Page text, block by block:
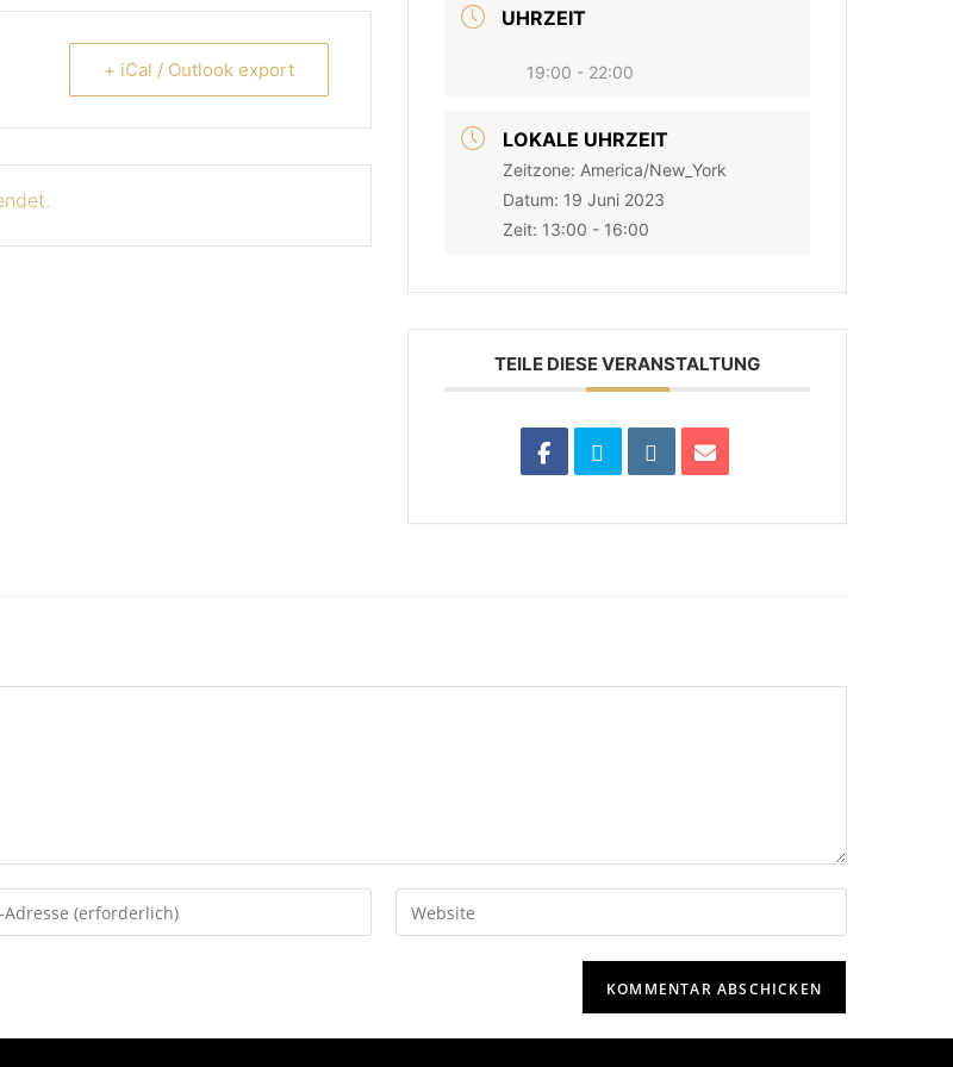
+ iCal / Outlook export
UHRZEIT
19:00 - 22:00
LOKALE UHRZEIT
Zeitzone: America/New_York
Datum: 19 Juni 2023
Zeit: 13:00 - 16:00
TEILE DIESE VERANSTALTUNG